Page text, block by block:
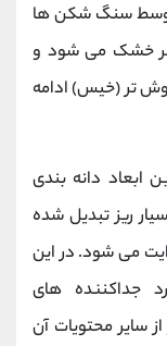
توسط سنگ شکن ها
خشک می شود و
تر (خیس) ادامه
ابعاد دانه بندی
ریز تبدیل شده
می شود. در این
جداکننده های
سایر محتویات آن